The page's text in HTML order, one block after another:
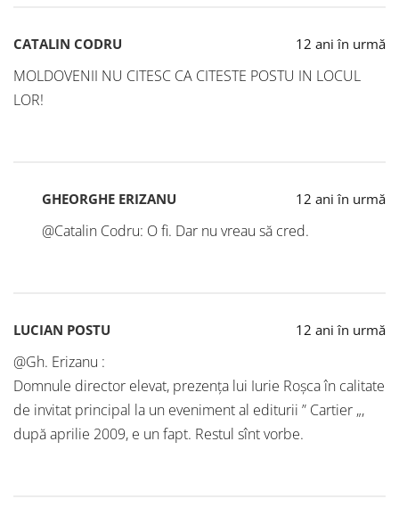
CATALIN CODRU 12 ani în urmă
MOLDOVENII NU CITESC CA CITESTE POSTU IN LOCUL
LOR!
GHEORGHE ERIZANU 12 ani în urmă
@Catalin Codru: O fi. Dar nu vreau să cred.
LUCIAN POSTU 12 ani în urmă
@Gh. Erizanu :
Domnule director elevat, prezenţa lui Iurie Roşca în calitate
de invitat principal la un eveniment al editurii ” Cartier „,
după aprilie 2009, e un fapt. Restul sînt vorbe.